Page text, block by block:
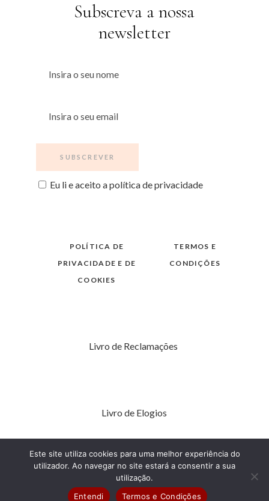
Subscreva a nossa
newsletter
Eu li e aceito a política de privacidade
POLÍTICA DE
PRIVACIDADE E DE
COOKIES
TERMOS E
CONDIÇÕES
Livro de Reclamações
Livro de Elogios
Este site utiliza cookies para uma melhor experiência do
utilizador. Ao navegar no site estará a consentir a sua
utilização.
Entendi
Termos e Condições